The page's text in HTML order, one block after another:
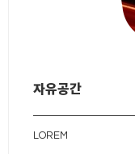
자유공간
LOREM